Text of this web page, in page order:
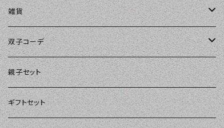
Carolyn's Kitchen（キャロリンズキッチン）
Sugar baby aprons（シュガーベイビー）
DII（ディーアイアイ）
MOZI（モジ）
amorico（アモリコ）
The Sunday Girl（ザサンデーガール）
ASD Living（エーエスディーリビング）
Kitsch'n Glam（キッチングラム）
DII（ディーアイアイ）
エプロン
Kitsch'n Glam（キッチングラム）
Sierra Rose（シエラローズ）
DII（ディーアイアイ）
amorico（アモリコ）
雑貨
amorico（アモリコ）
雑貨
amorico（アモリコ）
The Sunday Girl（ザサンデーガール）
DII（ディーアイアイ）
双子コーデ
The Sunday Girl（サンデーガール）
親子セット
ギフトセット